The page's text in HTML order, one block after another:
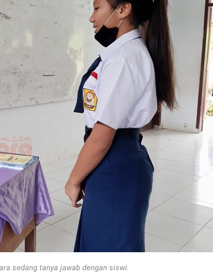
sedang tanya jawab dengan siswi.